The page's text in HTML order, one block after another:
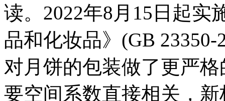
读。2022年8月15日起实
品和化妆品》(GB
对月饼的包装做了更严
要空间系数直接相关，